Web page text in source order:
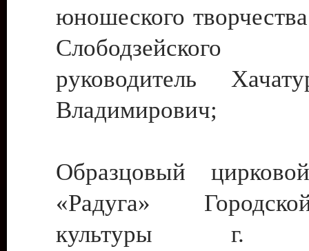
юношеского
руководитель
Владимирович;
Образцовый
«Радуга»
культуры г.